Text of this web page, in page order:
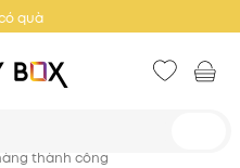
quà
thành công